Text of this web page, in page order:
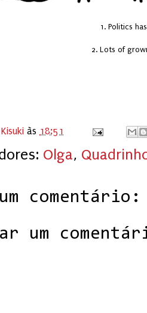
1. Politics
2. Lots of
às 18:51
Olga,
comentário:
um